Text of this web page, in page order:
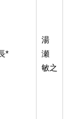
*
湯
瀬
敏之